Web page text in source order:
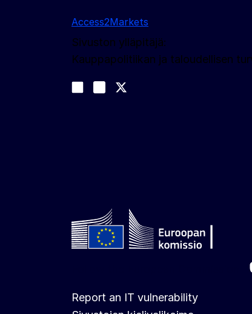
Access2Markets
Sivuston ylläpitäjä:
Kauppapolitiikan ja taloudellisen
Join us on LinkedIn
Trade-Off podcast
Report an IT vulnerability